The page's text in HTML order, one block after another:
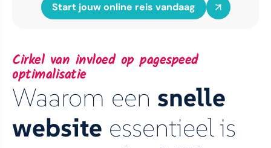
Start jouw online reis vandaag
Cirkel van invloed op pagespeed
optimalisatie
Waarom een snelle
website essentieel is